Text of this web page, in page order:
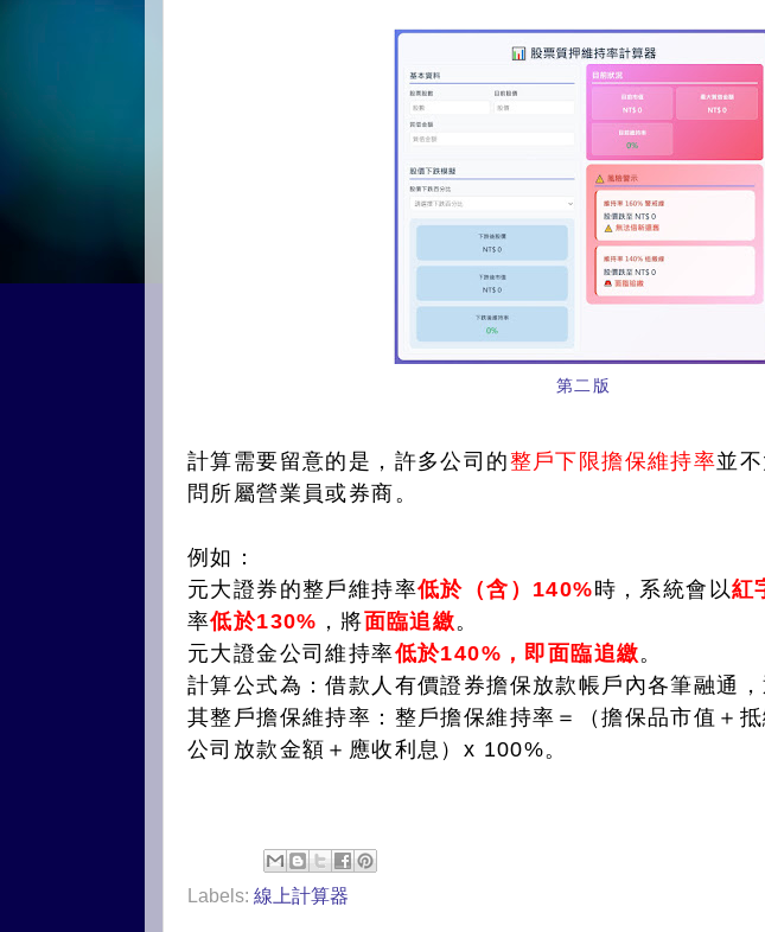
第二版
計算需要留意的是，許多公司的整戶下限擔保維持率並
問所屬營業員或券商。
例如：
元大證券的整戶維持率低於（含）140%時，系統會以紅
率低於130% ，將面臨追繳。
元大證金公司維持率低於140%，即面臨追繳。
計算公式為：借款人有價證券擔保放款帳戶內各筆融通
其整戶擔保維持率：整戶擔保維持率＝（擔保品市值＋
公司放款金額＋應收利息）x 100%。
Labels: 線上計算器